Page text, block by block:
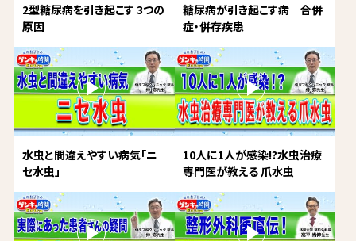
2型糖尿病を引き起こす 3つの
原因
糖尿病が引き起こす病 合併
症・併存疾患
水虫と間違えやすい病気「ニ
セ水虫」
10人に1人が感染!?水虫治療
専門医が教える 爪水虫